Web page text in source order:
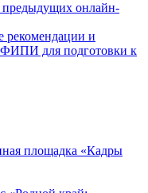
онлайн-
рекомендации и
для подготовки к
площадка «Кадры